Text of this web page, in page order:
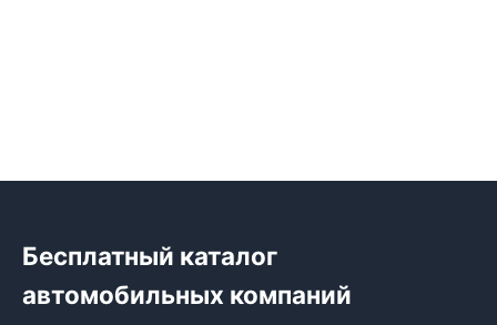
Бесплатный каталог
автомобильных компаний